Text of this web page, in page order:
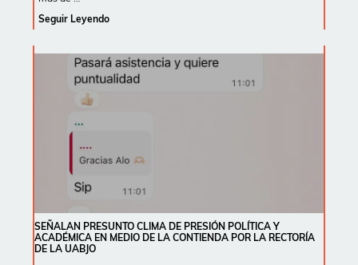
Seguir Leyendo
SEÑALAN PRESUNTO CLIMA DE PRESIÓN POLÍTICA Y
ACADÉMICA EN MEDIO DE LA CONTIENDA POR LA RECTORÍA
DE LA UABJO